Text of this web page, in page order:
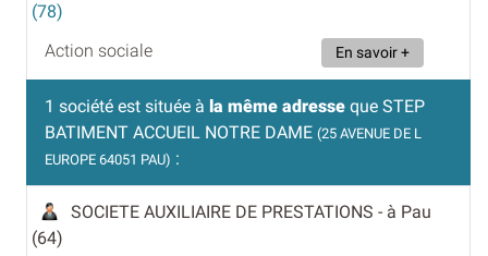
(78)
Action sociale
En savoir +
1 société est située à la même adresse que STEP
BATIMENT ACCUEIL NOTRE DAME (25 AVENUE DE L
EUROPE 64051 PAU) :
SOCIETE AUXILIAIRE DE PRESTATIONS - à Pau
(64)